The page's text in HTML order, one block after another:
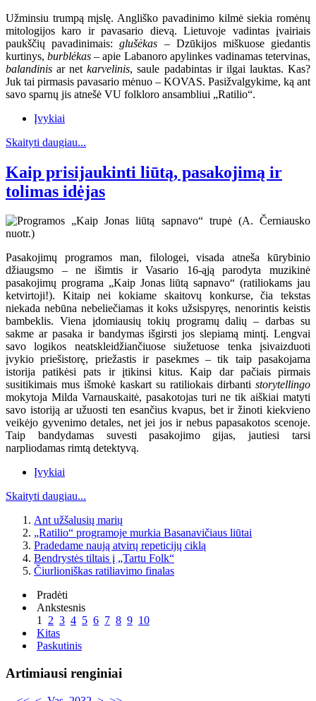
Užminsiu trumpą mįslę. Angliško pavadinimo kilmė siekia romėnų
mitologijos karo ir pavasario dievą. Lietuvoje vadintas įvairiais
paukščių pavadinimais:glušėkas – Dzūkijos miškuose giedantis
kurtinys,burblėkas– apie Labanoro apylinkes vadinamas tetervinas,
balandinisar netkarvelinis, saule padabintas ir ilgai lauktas. Kas?
Juk tai pirmasis pavasario mėnuo – KOVAS. Pasižvalgykime, ką ant
savo sparnų jis atnešė VU folkloro ansambliui „Ratilio“.
Įvykiai
Skaityti daugiau...
Kaip prisijaukinti liūtą, pasakojimą ir
tolimas idėjas
Pasakojimų programos man, filologei, visada atneša kūrybinio
džiaugsmo – ne išimtis ir Vasario 16-ąją parodyta muzikinė
pasakojimų programa „Kaip Jonas liūtą sapnavo“ (ratiliokams jau
ketvirtoji!). Kitaip nei kokiame skaitovų konkurse, čia tekstas
niekada nebūna nebeliečiamas it koks užsispyręs, nenorintis keistis
bambeklis. Viena įdomiausių tokių programų dalių – darbas su
sakme ar pasaka ir bandymas išgirsti jos slepiamą mintį. Lengvai
savo logikos neatskleidžiančiuose siužetuose tenka įsivaizduoti
įvykio priešistorę, priežastis ir pasekmes – tik taip pasakojama
istorija patikėsi pats ir įtikinsi kitus. Kaip dar pačiais pirmais
susitikimais mus išmokė kaskart su ratiliokais dirbanti storytellingo
mokytoja Milda Varnauskaitė, pasakotojas turi ne tik aiškiai matyti
savo istoriją ar užuosti ten esančius kvapus, bet ir žinoti kiekvieno
veikėjo gyvenimo detales, net jei jos ir nebus papasakotos scenoje.
Taip bandydamas suvesti pasakojimo gijas, jautiesi tarsi
narpliodamas rimtą detektyvą.
Įvykiai
Skaityti daugiau...
Ant užšalusių marių
„Ratilio“ programoje murkia Basanavičiaus liūtai
Pradedame naują atvirų repeticijų ciklą
Bendrystės tiltais į „Tartu Folk“
Čiurlioniškas ratiliavimo finalas
Pradėti
Ankstesnis
1 2 3 4 5 6 7 8 9 10
Kitas
Paskutinis
Artimiausi renginiai